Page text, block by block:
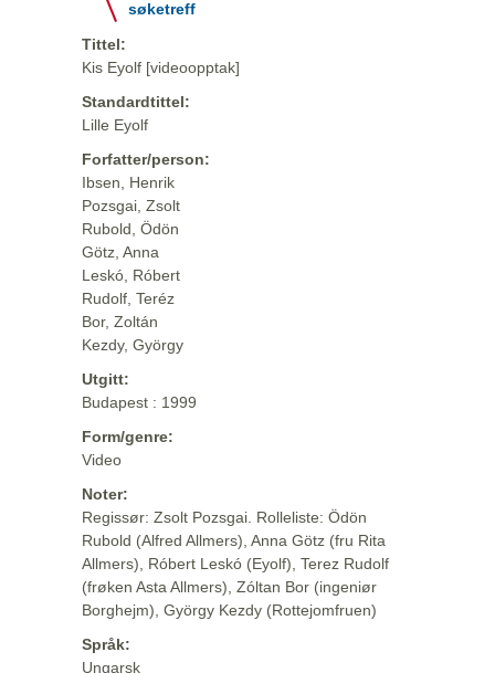
søketreff
Tittel:
Kis Eyolf [videoopptak]
Standardtittel:
Lille Eyolf
Forfatter/person:
Ibsen, Henrik
Pozsgai, Zsolt
Rubold, Ödön
Götz, Anna
Leskó, Róbert
Rudolf, Teréz
Bor, Zoltán
Kezdy, György
Utgitt:
Budapest : 1999
Form/genre:
Video
Noter:
Regissør: Zsolt Pozsgai. Rolleliste: Ödön
Rubold (Alfred Allmers), Anna Götz (fru Rita
Allmers), Róbert Leskó (Eyolf), Terez Rudolf
(frøken Asta Allmers), Zóltan Bor (ingeniør
Borghejm), György Kezdy (Rottejomfruen)
Språk:
Ungarsk